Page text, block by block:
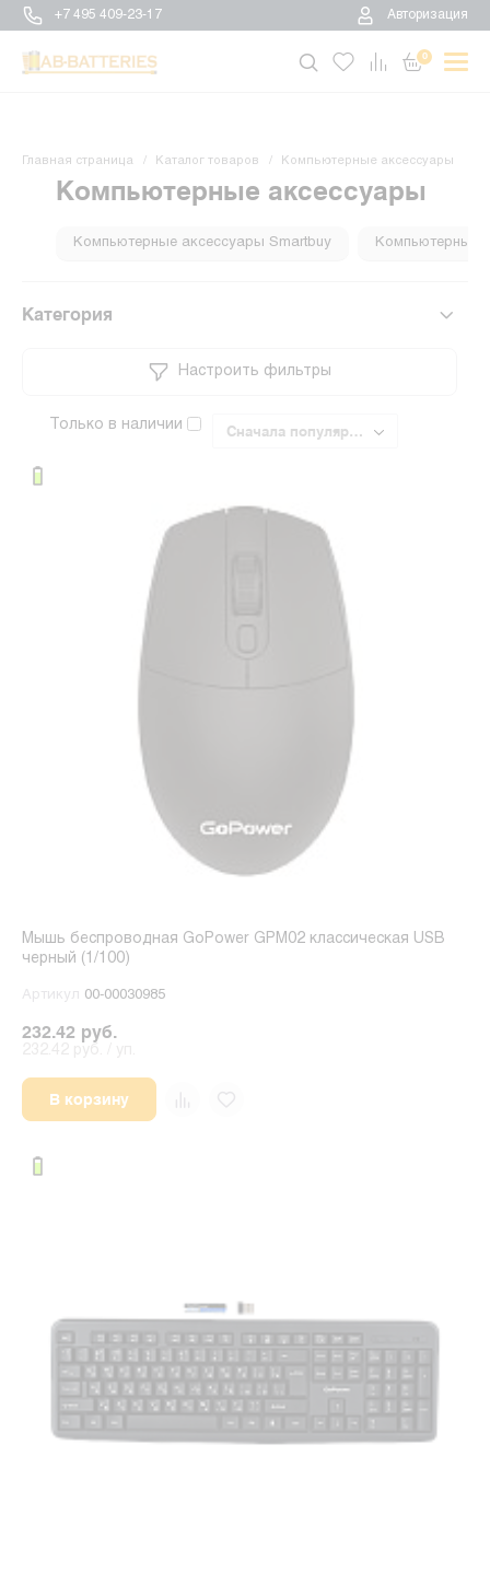
+7 495 409-23-17 Авторизация
0
Главная страница Каталог товаров Компьютерные аксессуары
Компьютерные аксессуары
Компьютерные аксессуары Smartbuy Компьютерные
Категория
Настроить фильтры
Только в наличии Сначала популярные
Мышь беспроводная GoPower GPM02 классическая USB
черный (1/100)
Артикул 00-00030985
232.42 руб.
В корзину